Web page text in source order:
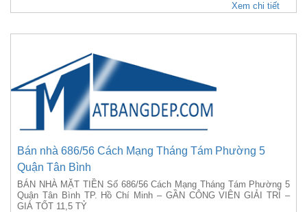
Xem chi tiết
Bán nhà 686/56 Cách Mạng Tháng Tám Phường 5
Quận Tân Bình
BÁN NHÀ MẶT TIỀN Số 686/56 Cách Mạng Tháng Tám Phường 5
Quận Tân Bình TP. Hồ Chí Minh – GẦN CÔNG VIÊN GIẢI TRÍ –
GIÁ TỐT 11,5 TỶ